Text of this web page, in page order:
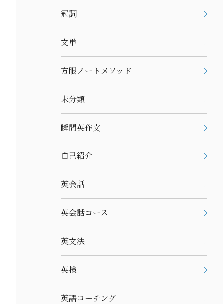
冠詞
文単
方眼ノートメソッド
未分類
瞬間英作文
自己紹介
英会話
英会話コース
英文法
英検
英語コーチング